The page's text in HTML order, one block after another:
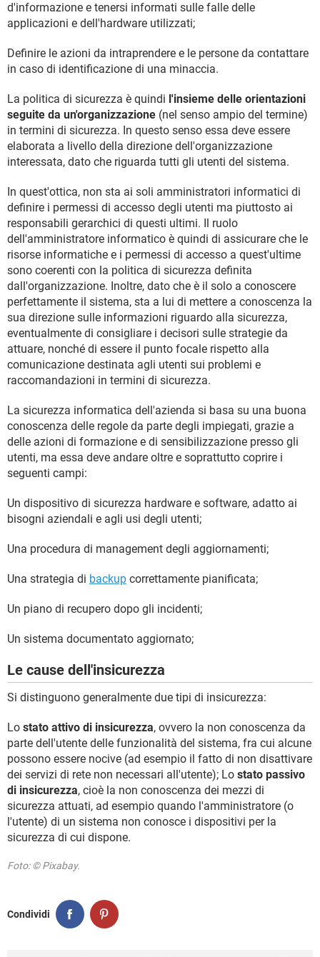
d'informazione e tenersi informati sulle falle delle
applicazioni e dell'hardware utilizzati;
Definire le azioni da intraprendere e le persone da contattare
in caso di identificazione di una minaccia.
La politica di sicurezza è quindi l'insieme delle orientazioni
seguite da un'organizzazione (nel senso ampio del termine)
in termini di sicurezza. In questo senso essa deve essere
elaborata a livello della direzione dell'organizzazione
interessata, dato che riguarda tutti gli utenti del sistema.
In quest'ottica, non sta ai soli amministratori informatici di
definire i permessi di accesso degli utenti ma piuttosto ai
responsabili gerarchici di questi ultimi. Il ruolo
dell'amministratore informatico è quindi di assicurare che le
risorse informatiche e i permessi di accesso a quest'ultime
sono coerenti con la politica di sicurezza definita
dall'organizzazione. Inoltre, dato che è il solo a conoscere
perfettamente il sistema, sta a lui di mettere a conoscenza la
sua direzione sulle informazioni riguardo alla sicurezza,
eventualmente di consigliare i decisori sulle strategie da
attuare, nonché di essere il punto focale rispetto alla
comunicazione destinata agli utenti sui problemi e
raccomandazioni in termini di sicurezza.
La sicurezza informatica dell'azienda si basa su una buona
conoscenza delle regole da parte degli impiegati, grazie a
delle azioni di formazione e di sensibilizzazione presso gli
utenti, ma essa deve andare oltre e soprattutto coprire i
seguenti campi:
Un dispositivo di sicurezza hardware e software, adatto ai
bisogni aziendali e agli usi degli utenti;
Una procedura di management degli aggiornamenti;
Una strategia di backup correttamente pianificata;
Un piano di recupero dopo gli incidenti;
Un sistema documentato aggiornato;
Le cause dell'insicurezza
Si distinguono generalmente due tipi di insicurezza:
Lo stato attivo di insicurezza, ovvero la non conoscenza da
parte dell'utente delle funzionalità del sistema, fra cui alcune
possono essere nocive (ad esempio il fatto di non disattivare
dei servizi di rete non necessari all'utente); Lo stato passivo
di insicurezza, cioè la non conoscenza dei mezzi di
sicurezza attuati, ad esempio quando l'amministratore (o
l'utente) di un sistema non conosce i dispositivi per la
sicurezza di cui dispone.
Foto: © Pixabay.
Condividi